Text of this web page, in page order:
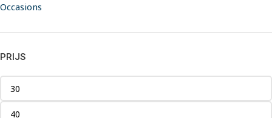
Occasions
PRIJS